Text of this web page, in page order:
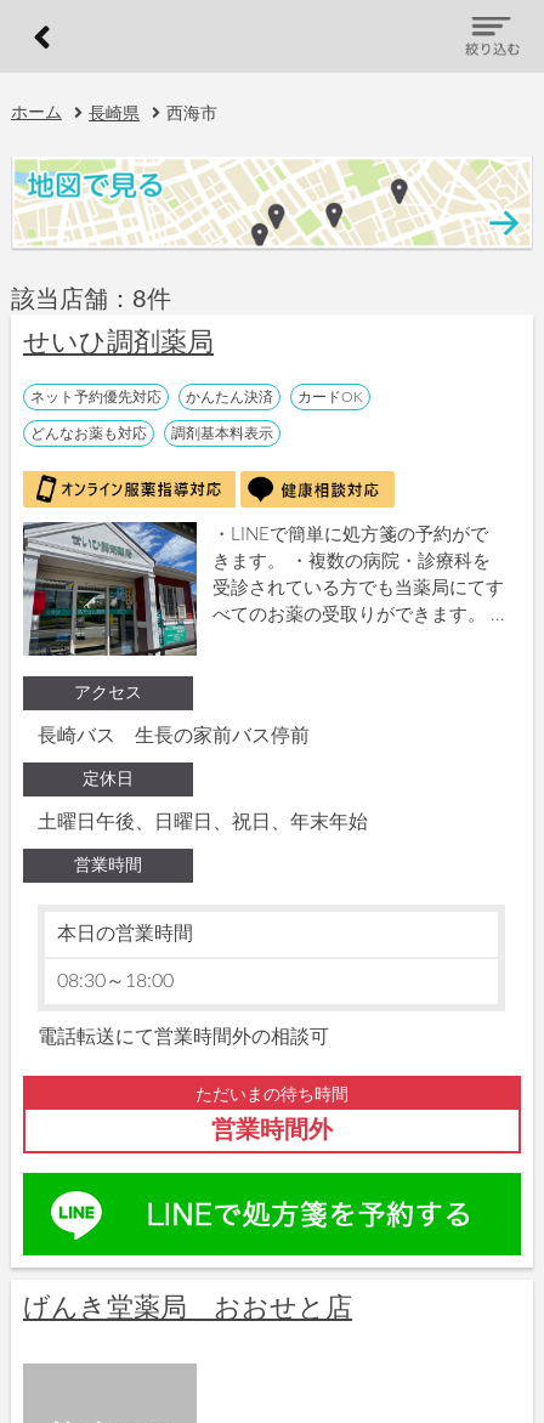
ホーム 長崎県 西海市
該当店舗：8件
せいひ調剤薬局
ネット予約優先対応 かんたん決済 カードOK
どんなお薬も対応 調剤基本料表示
・LINEで簡単に処方箋の予約がで
きます。 ・複数の病院・診療科を
受診されている方でも当薬局にてす
べてのお薬の受取りができます。 ...
アクセス
長崎バス 生長の家前バス停前
定休日
土曜日午後、日曜日、祝日、年末年始
営業時間
本日の営業時間
08:30～18:00
電話転送にて営業時間外の相談可
ただいまの待ち時間
営業時間外
げんき堂薬局 おおせと店